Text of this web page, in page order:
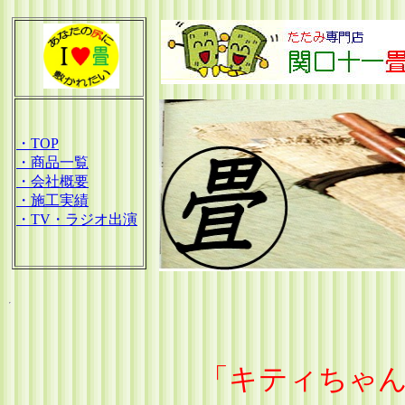
・TOP
・商品一覧
・会社概要
・施工実績
・TV・ラジオ出演
「キティちゃ